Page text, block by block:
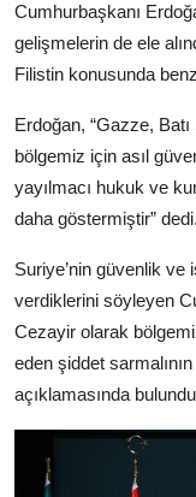
Cumhurbaşkanı
gelişmelerin de ele
Filistin konusunda
Erdoğan, “Gazze, Batı
bölgemiz için asıl
yayılmacı hukuk ve
daha göstermiştir” dedi.
Suriye’nin güvenlik ve
verdiklerini söyleyen
Cezayir olarak
eden şiddet
açıklamasında